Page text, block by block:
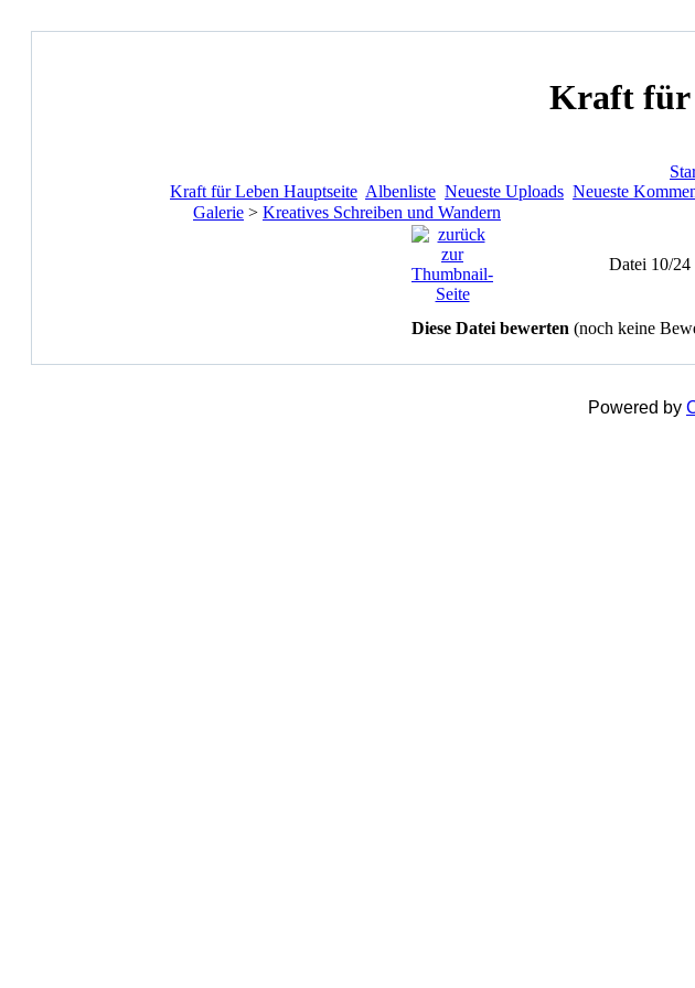
Kraft für
Kraft für Leben Hauptseite Albenliste Neueste Uploads Neueste
Galerie > Kreatives Schreiben und Wandern
Datei 10/24
Diese Datei bewerten (noch keine
Powered by